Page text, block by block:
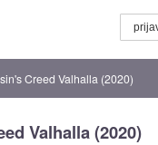
Creed Valhalla (2020)
Valhalla (2020)